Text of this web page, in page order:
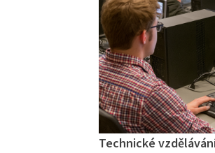
Technické